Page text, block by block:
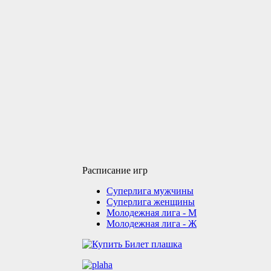
Расписание игр
Суперлига мужчины
Суперлига женщины
Молодежная лига - М
Молодежная лига - Ж